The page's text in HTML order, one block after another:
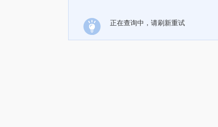
正在查询中，请刷新重试